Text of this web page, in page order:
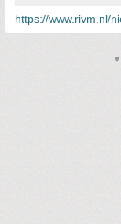
https://www.rivm.nl/
▼